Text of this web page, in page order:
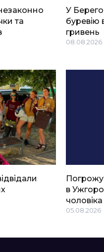
та
У
буревію
гривень
08.08.2026
в
чоловіка
05.08.2026